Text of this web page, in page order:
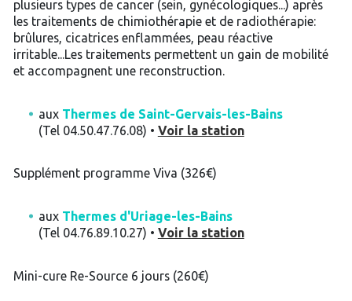
plusieurs types de cancer (sein, gynécologiques...) après
les traitements de chimiothérapie et de radiothérapie:
brûlures, cicatrices enflammées, peau réactive
irritable...Les traitements permettent un gain de mobilité
et accompagnent une reconstruction.
aux Thermes de Saint-Gervais-les-Bains
(Tel 04.50.47.76.08) • Voir la station
Supplément programme Viva (326€)
aux Thermes d'Uriage-les-Bains
(Tel 04.76.89.10.27) • Voir la station
Mini-cure Re-Source 6 jours (260€)